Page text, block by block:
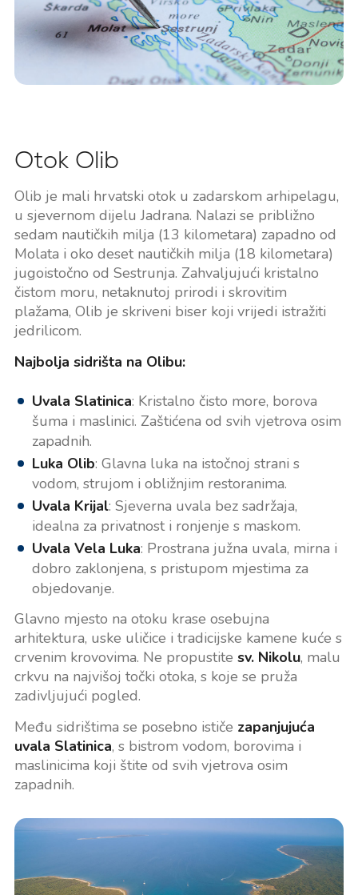
Otok Olib
Olib je mali hrvatski otok u zadarskom arhipelagu,
u sjevernom dijelu Jadrana. Nalazi se približno
sedam nautičkih milja (13 kilometara) zapadno od
Molata i oko deset nautičkih milja (18 kilometara)
jugoistočno od Sestrunja. Zahvaljujući kristalno
čistom moru, netaknutoj prirodi i skrovitim
plažama, Olib je skriveni biser koji vrijedi istražiti
jedrilicom.
Najbolja sidrišta na Olibu:
Uvala Slatinica: Kristalno čisto more, borova
šuma i maslinici. Zaštićena od svih vjetrova osim
zapadnih.
Luka Olib: Glavna luka na istočnoj strani s
vodom, strujom i obližnjim restoranima.
Uvala Krijal: Sjeverna uvala bez sadržaja,
idealna za privatnost i ronjenje s maskom.
Uvala Vela Luka: Prostrana južna uvala, mirna i
dobro zaklonjena, s pristupom mjestima za
objedovanje.
Glavno mjesto na otoku krase osebujna
arhitektura, uske uličice i tradicijske kamene kuće s
crvenim krovovima. Ne propustite sv. Nikolu, malu
crkvu na najvišoj točki otoka, s koje se pruža
zadivljujući pogled.
Među sidrištima se posebno ističe zapanjujuća
uvala Slatinica, s bistrom vodom, borovima i
maslinicima koji štite od svih vjetrova osim
zapadnih.